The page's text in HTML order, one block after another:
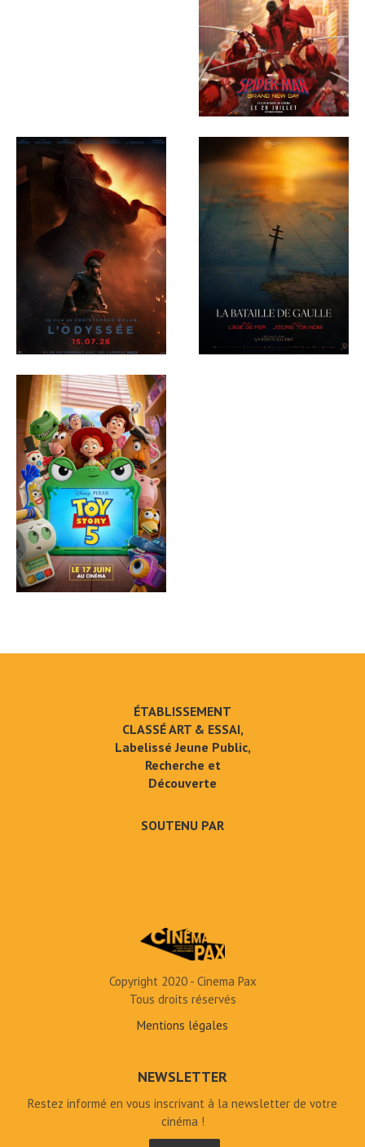
ÉTABLISSEMENT
CLASSÉ ART & ESSAI,
Labelissé Jeune Public,
Recherche et
Découverte
SOUTENU PAR
Copyright 2020 - Cinema Pax
Tous droits réservés
Mentions légales
NEWSLETTER
Restez informé en vous inscrivant à la newsletter de votre
cinéma !